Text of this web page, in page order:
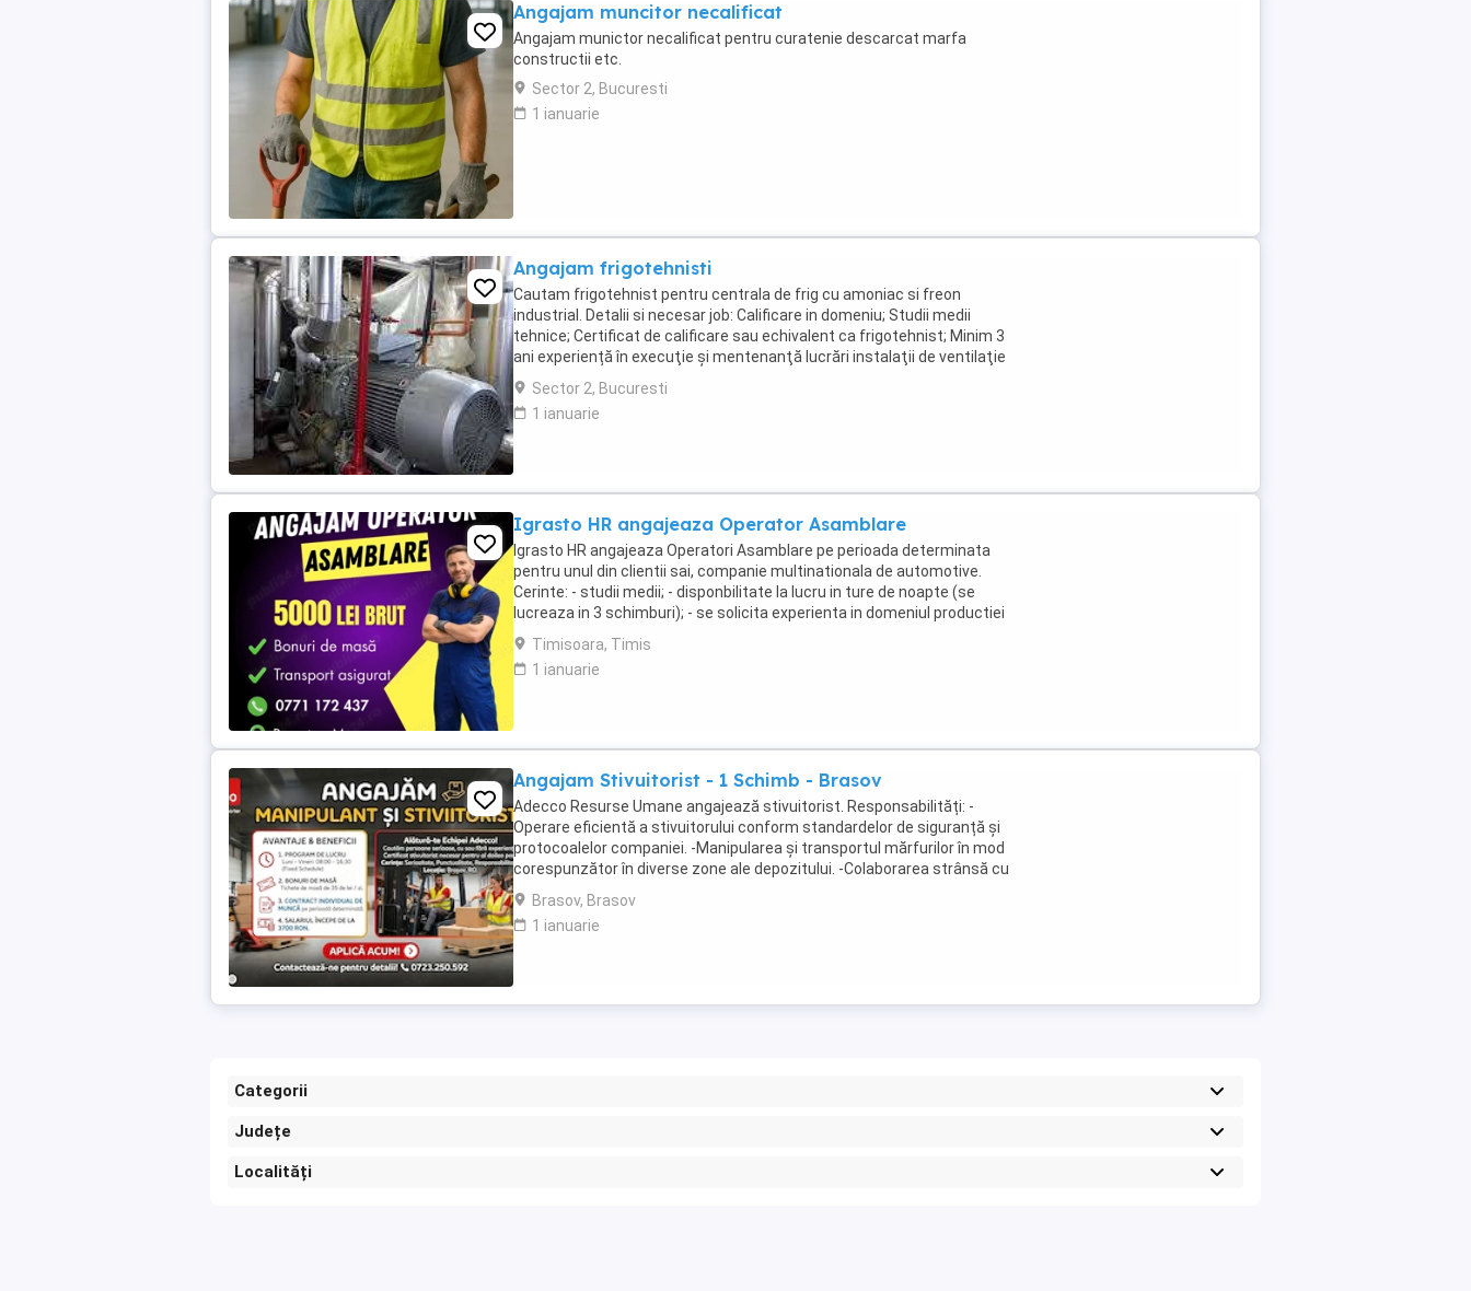
Angajam muncitor necalificat
Angajam munictor necalificat pentru curatenie descarcat marfa
constructii etc.
Sector 2, Bucuresti
1 ianuarie
Angajam frigotehnisti
Cautam frigotehnist pentru centrala de frig cu amoniac si freon
industrial. Detalii si necesar job: Calificare in domeniu; Studii medii
tehnice; Certificat de calificare sau echivalent ca frigotehnist; Minim 3
ani experiență în execuţie şi mentenanţă lucrări instalaţii de ventilaţie
şi climatizare complexe; Cunoştinţe ...
Sector 2, Bucuresti
1 ianuarie
Igrasto HR angajeaza Operator Asamblare
Igrasto HR angajeaza Operatori Asamblare pe perioada determinata
pentru unul din clientii sai, companie multinationala de automotive.
Cerinte: - studii medii; - disponbilitate la lucru in ture de noapte (se
lucreaza in 3 schimburi); - se solicita experienta in domeniul productiei
automotive, ideal ...
Timisoara, Timis
1 ianuarie
Angajam Stivuitorist - 1 Schimb - Brasov
Adecco Resurse Umane angajează stivuitorist. Responsabilități: -
Operare eficientă a stivuitorului conform standardelor de siguranță și
protocoalelor companiei. -Manipularea și transportul mărfurilor în mod
corespunzător în diverse zone ale depozitului. -Colaborarea strânsă cu
echipa pentru asigurarea ...
Brasov, Brasov
1 ianuarie
Categorii
Județe
Localități